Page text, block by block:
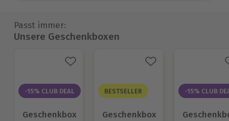
Passt immer:
Unsere Geschenkboxen
-15% CLUB DEAL
Geschenkbox
BESTSELLER
Geschenkbox
-15% CLUB